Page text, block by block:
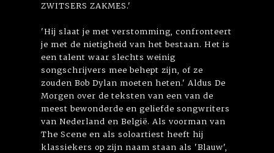
ZWITSERS ZAKMES.'
'Hij slaat je met verstomming, confronteert
je met de nietigheid van het bestaan. Het is
een talent waar slechts weinig
songschrijvers mee behept zijn, of ze
zouden Bob Dylan moeten heten.' Aldus De
Morgen over de teksten van een van de
meest bewonderde en geliefde songwriters
van Nederland en België. Als voorman van
The Scene en als soloartiest heeft hij
klassiekers op zijn naam staan als 'Blauw',